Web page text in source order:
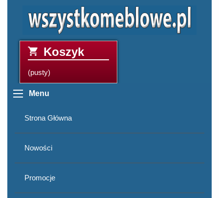
Koszyk
(pusty)
Menu
Strona Główna
Nowości
Promocje